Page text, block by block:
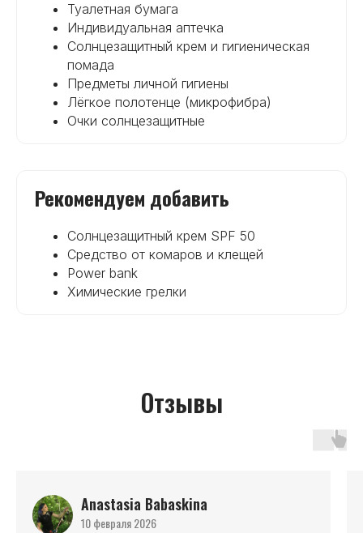
Туалетная бумага
Индивидуальная аптечка
Солнцезащитный крем и гигиеническая
помада
Предметы личной гигиены
Лёгкое полотенце (микрофибра)
Очки солнцезащитные
Рекомендуем добавить
Солнцезащитный крем SPF 50
Средство от комаров и клещей
Power bank
Химические грелки
Отзывы
Anastasia Babaskina
10 февраля 2026